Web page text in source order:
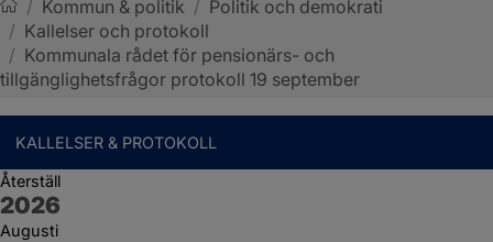
Sotenäs kommun
/ Kommun & politik / Politik och demokrati
/ Kallelser och protokoll
/ Kommunala rådet för pensionärs- och
tillgänglighetsfrågor protokoll 19 september
KALLELSER & PROTOKOLL
Återställ
År:
2026
Augusti